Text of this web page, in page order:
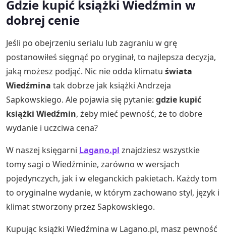
Gdzie kupić książki Wiedźmin w
dobrej cenie
Jeśli po obejrzeniu serialu lub zagraniu w grę
postanowiłeś sięgnąć po oryginał, to najlepsza decyzja,
jaką możesz podjąć. Nic nie odda klimatu świata
Wiedźmina tak dobrze jak książki Andrzeja
Sapkowskiego. Ale pojawia się pytanie: gdzie kupić
książki Wiedźmin, żeby mieć pewność, że to dobre
wydanie i uczciwa cena?
W naszej księgarni Lagano.pl znajdziesz wszystkie
tomy sagi o Wiedźminie, zarówno w wersjach
pojedynczych, jak i w eleganckich pakietach. Każdy tom
to oryginalne wydanie, w którym zachowano styl, język i
klimat stworzony przez Sapkowskiego.
Kupując książki Wiedźmina w Lagano.pl, masz pewność